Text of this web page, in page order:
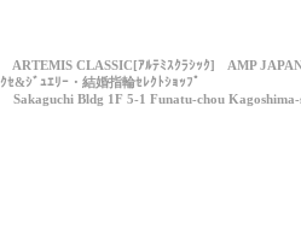
ARTEMIS CLASSIC[ｱﾙﾃﾐｽｸﾗｼｯｸ] AMP
ｸｾ&ｼﾞｭｴﾘｰ・結婚指輪ｾﾚｸﾄｼｮｯﾌﾟ
Sakaguchi Bldg 1F 5-1 Funatu-chou